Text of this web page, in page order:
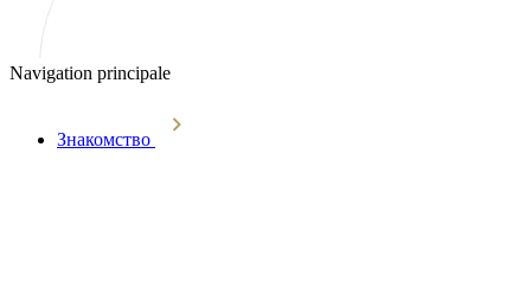
Navigation principale
Знакомство